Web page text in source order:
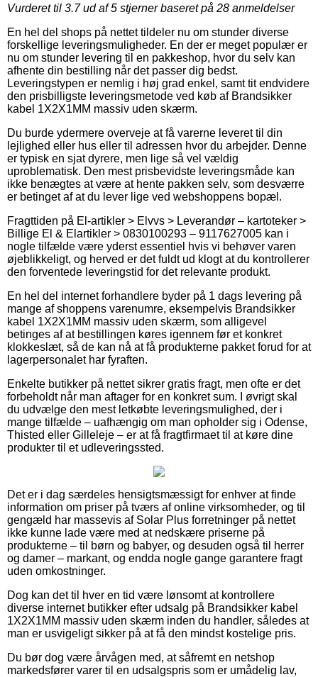
Vurderet til 3.7ud af 5 stjerner baseret på 28 anmeldelser
En hel del shops på nettet tildeler nu om stunder diverse
forskellige leveringsmuligheder. En der er meget populær er
nu om stunder levering til en pakkeshop, hvor du selv kan
afhente din bestilling når det passer dig bedst.
Leveringstypen er nemlig i høj grad enkel, samt tit endvidere
den prisbilligste leveringsmetode ved køb af Brandsikker
kabel 1X2X1MM massiv uden skærm.
Du burde ydermere overveje at få varerne leveret til din
lejlighed eller hus eller til adressen hvor du arbejder. Denne
er typisk en sjat dyrere, men lige så vel vældig
uproblematisk. Den mest prisbevidste leveringsmåde kan
ikke benægtes at være at hente pakken selv, som desværre
er betinget af at du lever lige ved webshoppens bopæl.
Fragttiden på El-artikler > Elvvs > Leverandør – kartoteker >
Billige El & Elartikler > 0830100293 – 9117627005 kan i
nogle tilfælde være yderst essentiel hvis vi behøver varen
øjeblikkeligt, og herved er det fuldt ud klogt at du kontrollerer
den forventede leveringstid for det relevante produkt.
En hel del internet forhandlere byder på 1 dags levering på
mange af shoppens varenumre, eksempelvis Brandsikker
kabel 1X2X1MM massiv uden skærm, som alligevel
betinges af at bestillingen køres igennem før et konkret
klokkeslæt, så de kan nå at få produkterne pakket forud for at
lagerpersonalet har fyraften.
Enkelte butikker på nettet sikrer gratis fragt, men ofte er det
forbeholdt når man aftager for en konkret sum. I øvrigt skal
du udvælge den mest letkøbte leveringsmulighed, der i
mange tilfælde – uafhængig om man opholder sig i Odense,
Thisted eller Gilleleje – er at få fragtfirmaet til at køre dine
produkter til et udleveringssted.
Det er i dag særdeles hensigtsmæssigt for enhver at finde
information om priser på tværs af online virksomheder, og til
gengæld har massevis af Solar Plus forretninger på nettet
ikke kunne lade være med at nedskære priserne på
produkterne – til børn og babyer, og desuden også til herrer
og damer – markant, og endda nogle gange garantere fragt
uden omkostninger.
Dog kan det til hver en tid være lønsomt at kontrollere
diverse internet butikker efter udsalg på Brandsikker kabel
1X2X1MM massiv uden skærm inden du handler, således at
man er usvigeligt sikker på at få den mindst kostelige pris.
Du bør dog være årvågen med, at såfremt en netshop
markedsfører varer til en udsalgspris som er umådelig lav,